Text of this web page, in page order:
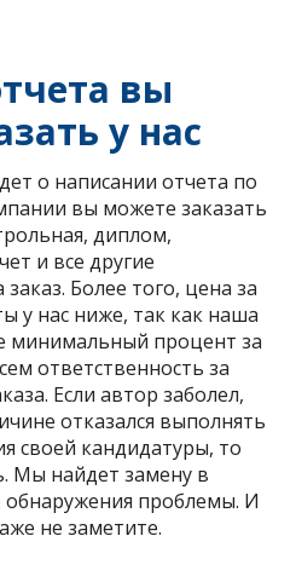
вы
у нас
о написании отчета по
вы можете заказать
диплом,
и все другие
Более того, цена за
у нас ниже, так как наша
минимальный процент за
ответственность за
Если автор заболел,
отказался выполнять
своей кандидатуры, то
Мы найдет замену в
обнаружения проблемы. И
не заметите.